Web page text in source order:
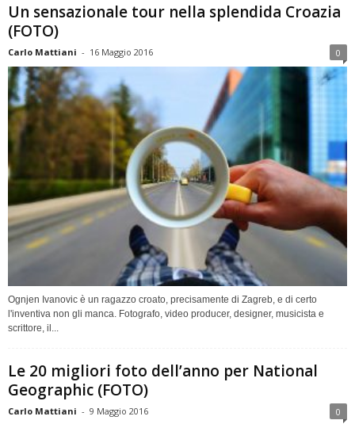
Un sensazionale tour nella splendida Croazia
(FOTO)
Carlo Mattiani - 16 Maggio 2016 0
Ognjen Ivanovic è un ragazzo croato, precisamente di Zagreb, e di certo
l'inventiva non gli manca. Fotografo, video producer, designer, musicista e
scrittore, il...
Le 20 migliori foto dell’anno per National
Geographic (FOTO)
Carlo Mattiani - 9 Maggio 2016 0